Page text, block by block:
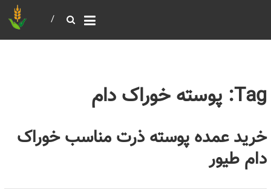
Tag: پوسته خوراک دام
خرید عمده پوسته ذرت مناسب خوراک
دام طیور